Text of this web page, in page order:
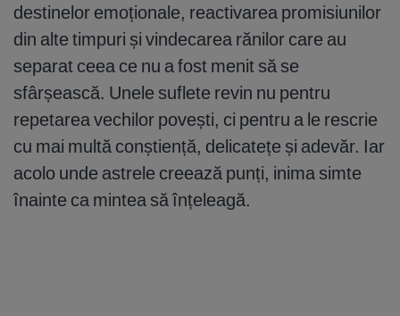
destinelor emoționale, reactivarea promisiunilor
din alte timpuri și vindecarea rănilor care au
separat ceea ce nu a fost menit să se
sfârșească. Unele suflete revin nu pentru
repetarea vechilor povești, ci pentru a le rescrie
cu mai multă conștiență, delicatețe și adevăr. Iar
acolo unde astrele creează punți, inima simte
înainte ca mintea să înțeleagă.